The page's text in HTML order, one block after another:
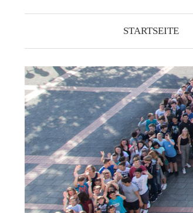
STARTSEITE